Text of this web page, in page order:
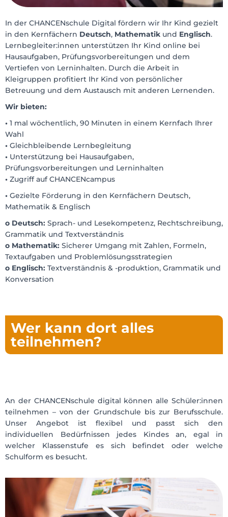
In der CHANCENschule Digital fördern wir Ihr Kind gezielt
in den Kernfächern Deutsch, Mathematik und Englisch.
Lernbegleiter:innen unterstützen Ihr Kind online bei
Hausaufgaben, Prüfungsvorbereitungen und dem
Vertiefen von Lerninhalten. Durch die Arbeit in
Kleigruppen profitiert Ihr Kind von persönlicher
Betreuung und dem Austausch mit anderen Lernenden.
Wir bieten:
• 1 mal wöchentlich, 90 Minuten in einem Kernfach Ihrer
Wahl
• Gleichbleibende Lernbegleitung
• Unterstützung bei Hausaufgaben,
Prüfungsvorbereitungen und Lerninhalten
• Zugriff auf CHANCENcampus
• Gezielte Förderung in den Kernfächern Deutsch,
Mathematik & Englisch
o Deutsch: Sprach- und Lesekompetenz, Rechtschreibung,
Grammatik und Textverständnis
o Mathematik: Sicherer Umgang mit Zahlen, Formeln,
Textaufgaben und Problemlösungsstrategien
o Englisch: Textverständnis & -produktion, Grammatik und
Konversation
Wer kann dort alles
teilnehmen?
An der CHANCENschule digital können alle Schüler:innen
teilnehmen – von der Grundschule bis zur Berufsschule.
Unser Angebot ist flexibel und passt sich den
individuellen Bedürfnissen jedes Kindes an, egal in
welcher Klassenstufe es sich befindet oder welche
Schulform es besucht.